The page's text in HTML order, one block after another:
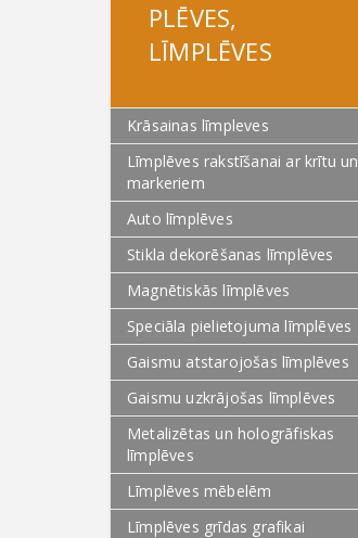
PLĒVES,
LĪMPLĒVES
Krāsainas līmpleves
Līmplēves rakstīšanai ar krītu un
markeriem
Auto līmplēves
Stikla dekorēšanas līmplēves
Magnētiskās līmplēves
Speciāla pielietojuma līmplēves
Gaismu atstarojošas līmplēves
Gaismu uzkrājošas līmplēves
Metalizētas un hologrāfiskas
līmplēves
Līmplēves mēbelēm
Līmplēves grīdas grafikai